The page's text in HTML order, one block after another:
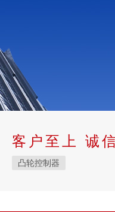
客户至上 诚
凸轮控制器